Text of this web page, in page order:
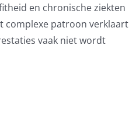
en chronische ziekten
complexe patroon verklaart
vaak nietwordt